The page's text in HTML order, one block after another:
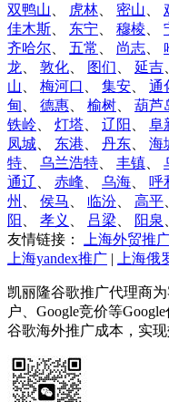
双鸭山、 虎林、 密山、
佳木斯、 东宁、 穆棱、
齐哈尔、 五常 、 尚志、
龙、 敦化、 图们、 延吉
山、 梅河口 、 集安、 通
甸、 德惠、 榆树、 葫芦
铁岭、 灯塔、 辽阳 、 阜
凤城、 东港、 丹东、 海
特、 乌兰浩特、 丰镇、
通辽 、 赤峰、 乌海、 呼
州 、 侯马 、 临汾、 高平
阳 、 孝义 、 吕梁、 阳泉
友情链接：
上海外贸推
上海yandex推广 | 上海俄
凯丽隆谷歌推广代理商
户、Google竞价等
谷歌海外推广成本，实现